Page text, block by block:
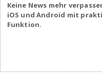
Keine News mehr
iOS und Android mit
Funktion.